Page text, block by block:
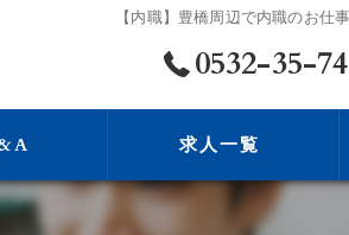
【内職】豊橋周辺で内職のお仕
0532-35-
求人一覧